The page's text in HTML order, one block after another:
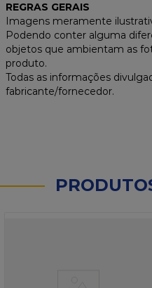
REGRAS GERAIS
Imagens meramente
Podendo conter alguma
objetos que ambientam as
produto.
Todas as informações
fabricante/fornecedor.